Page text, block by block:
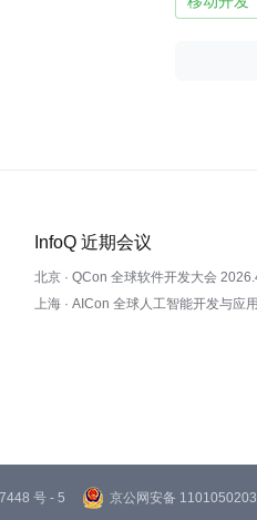
InfoQ 近期会议
北京 · QCon 全球软件开发大会
上海 · AICon 全球人工智能开发与应
号 - 5 京公网安备